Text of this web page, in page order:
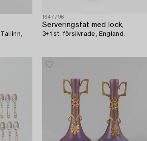
1647796
Serveringsfat med lock,
3+1 st, försilvrade, England.